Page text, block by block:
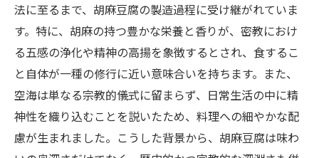
法に至るまで、胡麻豆腐の製造過程に受け継がれていま
す。特に、胡麻の持つ豊かな栄養と香りが、密教におけ
る五感の浄化や精神の高揚を象徴するとされ、食するこ
と自体が一種の修行に近い意味合いを持ちます。また、
空海は単なる宗教的儀式に留まらず、日常生活の中に精
神性を織り込むことを説いたため、料理への細やかな配
慮が生まれました。こうした背景から、胡麻豆腐は味わ